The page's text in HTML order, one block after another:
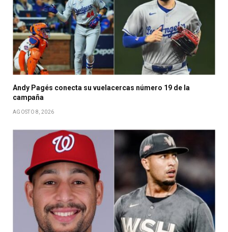
Andy Pagés conecta su vuelacercas número 19 de la
campaña
AGOSTO 8, 2026